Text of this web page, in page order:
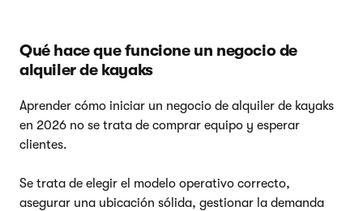
Qué hace que funcione un negocio de
alquiler de kayaks
Aprender cómo iniciar un negocio de alquiler de kayaks
en 2026 no se trata de comprar equipo y esperar
clientes.
Se trata de elegir el modelo operativo correcto,
asegurar una ubicación sólida, gestionar la demanda